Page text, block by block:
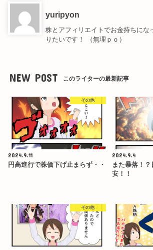
yuripyon
株とアフィリエイトでお金持ちにな
りたいです！ （無理ｐｏ）
NEW POST このライターの最新記事
その他
2024.9.11
円高進行で株価下げ止まらず・・
2024.9.4
また暴落！
安！！
その他